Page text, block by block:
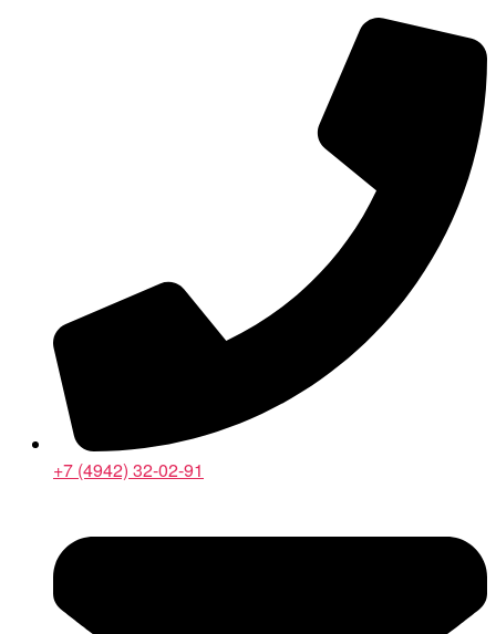
+7 (4942) 32-02-91